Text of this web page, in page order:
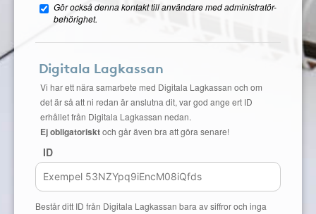
Gör också denna kontakt till användare med administratör-
behörighet.
Digitala Lagkassan
Vi har ett nära samarbete med Digitala Lagkassan och om
det är så att ni redan är anslutna dit, var god ange ert ID
erhållet från Digitala Lagkassan nedan.
Ej obligatorisktoch går även bra att göra senare!
ID
Består ditt ID från Digitala Lagkassan bara av siffror och inga